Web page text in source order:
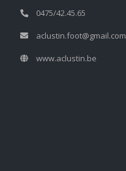
0475/42.45.65
aclustin.foot@gmail.com
www.aclustin.be